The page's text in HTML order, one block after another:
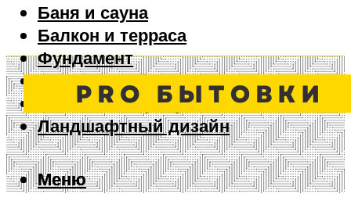
Баня и сауна
Балкон и терраса
Фундамент
Ворота и забор
Дизайн интерьера
Ландшафтный дизайн
Меню
Меню